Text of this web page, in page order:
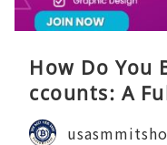
How Do You
ccounts: A